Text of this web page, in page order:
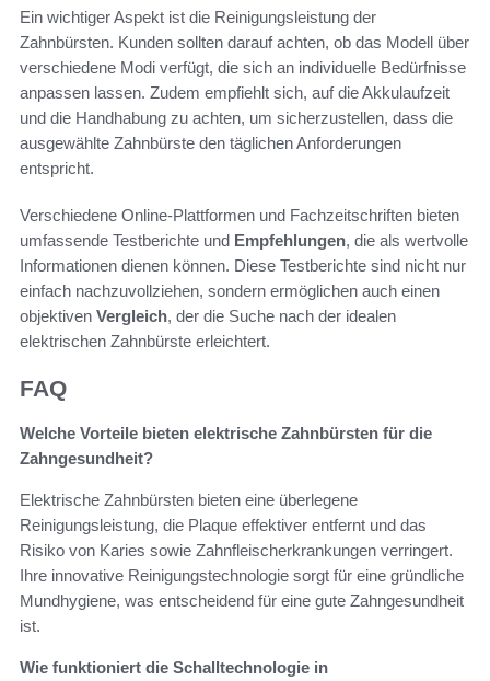
Ein wichtiger Aspekt ist die Reinigungsleistung der
Zahnbürsten. Kunden sollten darauf achten, ob das Modell über
verschiedene Modi verfügt, die sich an individuelle Bedürfnisse
anpassen lassen. Zudem empfiehlt sich, auf die Akkulaufzeit
und die Handhabung zu achten, um sicherzustellen, dass die
ausgewählte Zahnbürste den täglichen Anforderungen
entspricht.
Verschiedene Online-Plattformen und Fachzeitschriften bieten
umfassende Testberichte und Empfehlungen, die als wertvolle
Informationen dienen können. Diese Testberichte sind nicht nur
einfach nachzuvollziehen, sondern ermöglichen auch einen
objektiven Vergleich, der die Suche nach der idealen
elektrischen Zahnbürste erleichtert.
FAQ
Welche Vorteile bieten elektrische Zahnbürsten für die
Zahngesundheit?
Elektrische Zahnbürsten bieten eine überlegene
Reinigungsleistung, die Plaque effektiver entfernt und das
Risiko von Karies sowie Zahnfleischerkrankungen verringert.
Ihre innovative Reinigungstechnologie sorgt für eine gründliche
Mundhygiene, was entscheidend für eine gute Zahngesundheit
ist.
Wie funktioniert die Schalltechnologie in